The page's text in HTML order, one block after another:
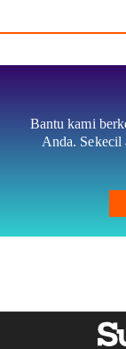
Bantu kami
Anda. Sekecil